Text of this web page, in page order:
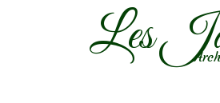
Les